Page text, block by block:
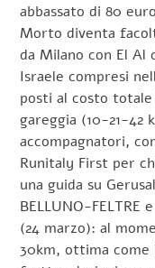
abbassato di 80
Morto diventa
da Milano con El
Israele compresi
posti al costo
gareggia (10-21-42
accompagnatori,
Runitaly First per
una guida su
BELLUNO-FELTRE
(24 marzo): al
30km, ottima come